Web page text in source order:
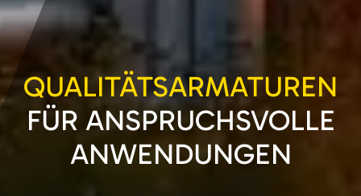
QUALITÄTS­ARMATUREN
FÜR ANSPRUCHS­VOLLE
ANWENDUNGEN